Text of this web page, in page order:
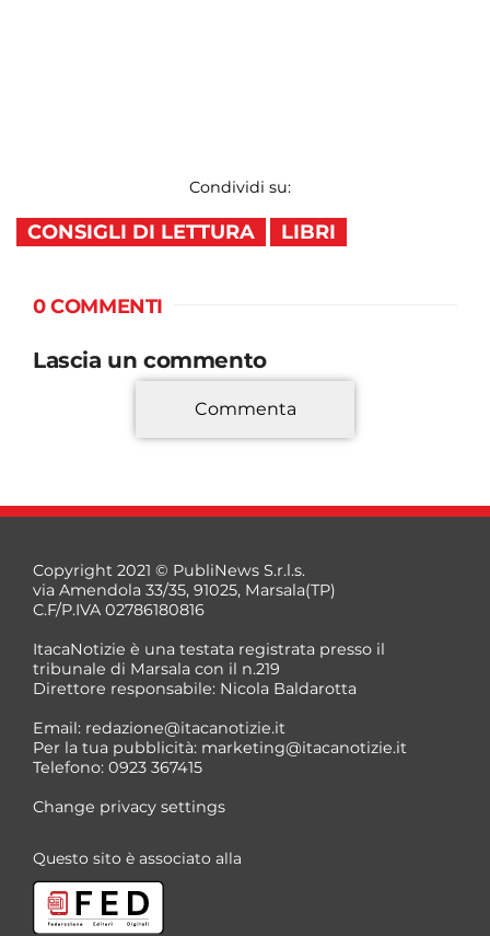
Condividi su:
CONSIGLI DI LETTURA LIBRI
0 COMMENTI
Lascia un commento
*
*
Commenta
Copyright 2021 © PubliNews S.r.l.s.
via Amendola 33/35, 91025, Marsala(TP)
C.F/P.IVA 02786180816
ItacaNotizie è una testata registrata presso il
tribunale di Marsala con il n.219
Direttore responsabile: Nicola Baldarotta
Email: redazione@itacanotizie.it
Per la tua pubblicità: marketing@itacanotizie.it
Telefono: 0923 367415
Change privacy settings
Questo sito è associato alla